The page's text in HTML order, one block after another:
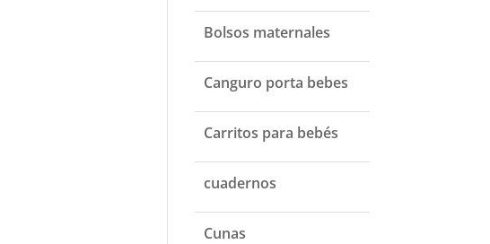
Bolsos maternales
Canguro porta bebes
Carritos para bebés
cuadernos
Cunas